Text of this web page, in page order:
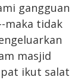
gangguan
maka tidak
masjid
ikut salat